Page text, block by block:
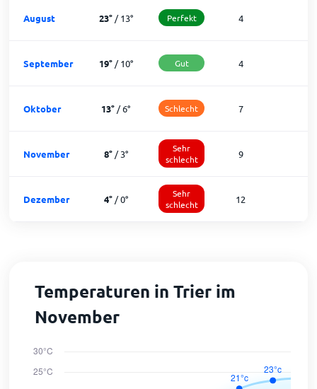
August 23°/13° Perfekt 4
September 19°/10° Gut 4
Oktober 13° /6° Schlecht 7
November 8°/3°
Sehr
schlecht
9
Dezember 4°/0°
Sehr
schlecht
12
Temperaturen in Trier im
November